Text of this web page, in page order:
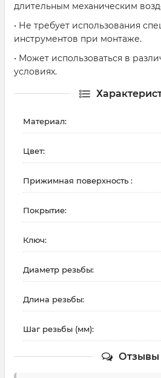
длительным механическим
• Не требует использования
инструментов при монтаже.
• Может использоваться в
условиях.
Материал:
Цвет:
Прижимная поверхность :
Покрытие:
Ключ:
Диаметр резьбы:
Длина резьбы:
Шаг резьбы (мм):
Отзывы